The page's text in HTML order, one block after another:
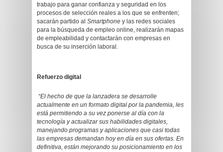
trabajo para ganar confianza y seguridad en los
procesos de selección reales a los que se enfrenten;
sacarán partido al Smartphone y las redes sociales
para la búsqueda de empleo online, realizarán mapas
de empleabilidad y contactarán con empresas en
busca de su inserción laboral.
Refuerzo digital
“El hecho de que la lanzadera se desarrolle
actualmente en un formato digital por la pandemia, les
está permitiendo a su vez ponerse al día con la
tecnología y actualizar sus habilidades digitales,
manejando programas y aplicaciones que casi todas
las empresas demandan hoy en día en sus ofertas. En
definitiva, están mejorando su posicionamiento en los